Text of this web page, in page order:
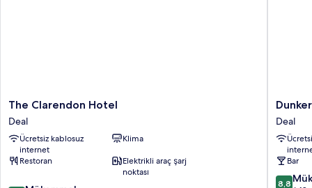
The
Clarendon
Hotel
Deal
The Clarendon Hotel
Deal
Ücretsiz kablosuz
internet
Klima
Restoran
Elektrikli araç şarj
noktası
Hotel
Deal
Deal
Bar
10
8,8